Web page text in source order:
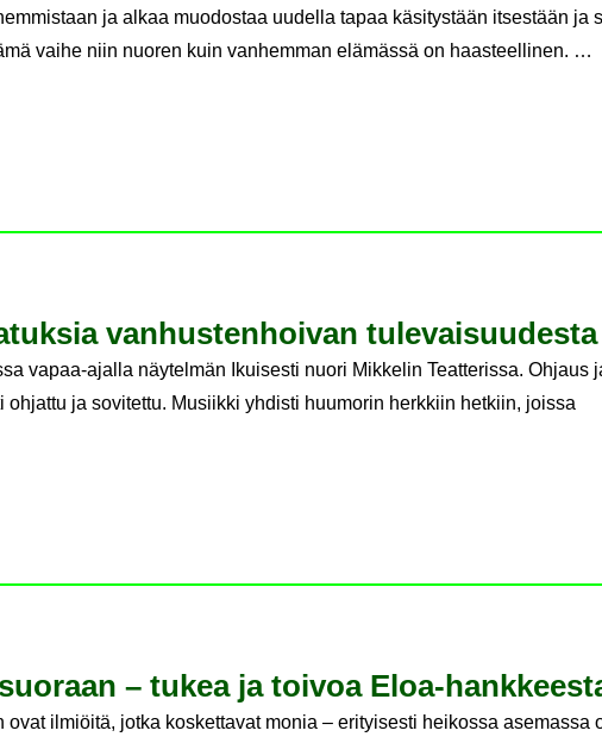
ja alkaa muodostaa uudella tapaa käsitystään itsestään ja
vaihe niin nuoren kuin vanhemman elämässä on haasteellinen. …
van­hus­ten­hoi­van tu­le­vai­suu­des­ta
vapaa-ajalla näytelmän Ikuisesti nuori Mikkelin Teatterissa. Ohjaus
ja sovitettu. Musiikki yhdisti huumorin herkkiin hetkiin, joissa
– tukea ja toi­voa Eloa-​
ilmiöitä, jotka koskettavat monia – erityisesti heikossa asemassa